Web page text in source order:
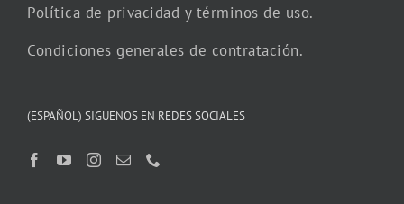
Política de privacidad y términos de uso.
Condiciones generales de contratación.
(ESPAÑOL) SIGUENOS EN REDES SOCIALES